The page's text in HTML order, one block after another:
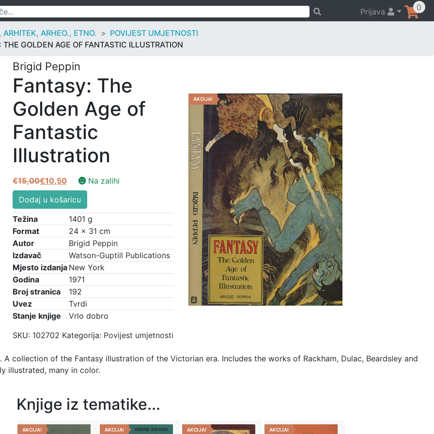
Prijava 0
ARHEO., ETNO.
POVIJEST UMJETNOSTI
THE GOLDEN AGE OF FANTASTIC ILLUSTRATION
Brigid Peppin
Fantasy: The
Golden Age of
Fantastic
Illustration
€15,00
Izvorna
cijena
bila
je:
€15,00.
€10,50
Trenutna
cijena
je:
€10,50.
Na zalihi
Fantasy:
The
Golden
Age
of
Fantastic
Illustration
količina
Dodaj u košaricu
Težina
1401 g
Format
24 × 31 cm
Autor
Brigid Peppin
Izdavač
Watson-Guptill Publications
Mjesto izdanja New York
Godina
1971
Broj stranica
192
Uvez
Tvrdi
Stanje knjige
Vrlo dobro
SKU: 102702 Kategorija: Povijest umjetnosti
AKCIJA!
A collection of the Fantasy illustration of the Victorian era. Includes the works of Rackham, Dulac, Beardsley and
illustrated, many in color.
Knjige iz tematike...
AKCIJA! AKCIJA! AKCIJA! AKCIJA!